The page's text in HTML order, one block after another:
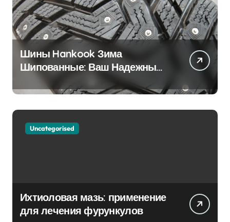
Шины Hankook Зима
Шипованные: Ваш Надежный
Партнёр на Снежных Дорогах
Uncategorised
Ихтиоловая мазь: применение
для лечения фурункулов